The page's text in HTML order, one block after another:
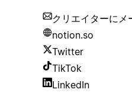
クリエイターにメ
notion.so
Twitter
TikTok
LinkedIn